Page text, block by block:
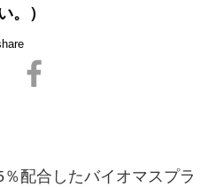
。）
配合したバイオマスプラ